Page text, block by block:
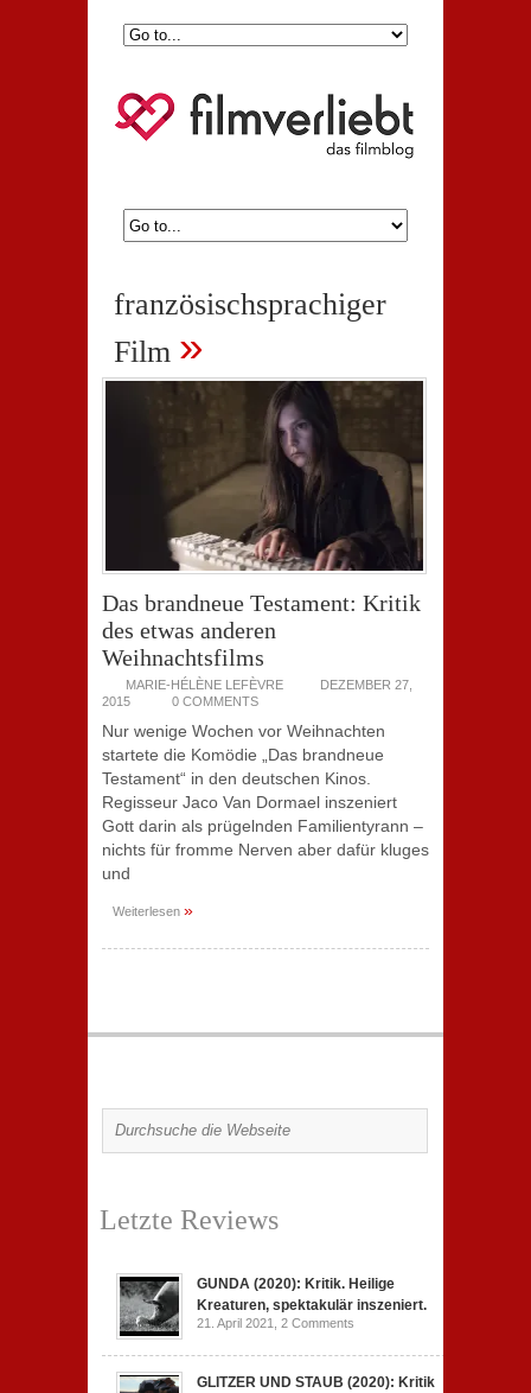
französischsprachiger
Film »
Das brandneue Testament: Kritik
des etwas anderen
Weihnachtsfilms
MARIE-HÉLÈNE LEFÈVRE
DEZEMBER 27,
2015
0 COMMENTS
Nur wenige Wochen vor Weihnachten
startete die Komödie „Das brandneue
Testament“ in den deutschen Kinos.
Regisseur Jaco Van Dormael inszeniert
Gott darin als prügelnden Familientyrann –
nichts für fromme Nerven aber dafür kluges
und
Weiterlesen »
Letzte Reviews
GUNDA (2020): Kritik. Heilige
Kreaturen, spektakulär inszeniert.
21. April 2021, 2 Comments
GLITZER UND STAUB (2020): Kritik